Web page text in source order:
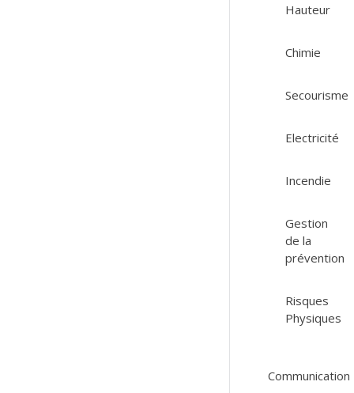
Hauteur
Chimie
Secourisme
Electricité
Incendie
Gestion
de la
prévention
Risques
Physiques
Communication